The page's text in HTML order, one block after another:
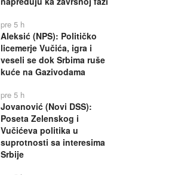
pre 5 h
Aleksić (NPS): Političko
licemerje Vučića, igra i
veseli se dok Srbima ruše
kuće na Gazivodama
pre 5 h
Jovanović (Novi DSS):
Poseta Zelenskog i
Vučićeva politika u
suprotnosti sa interesima
Srbije